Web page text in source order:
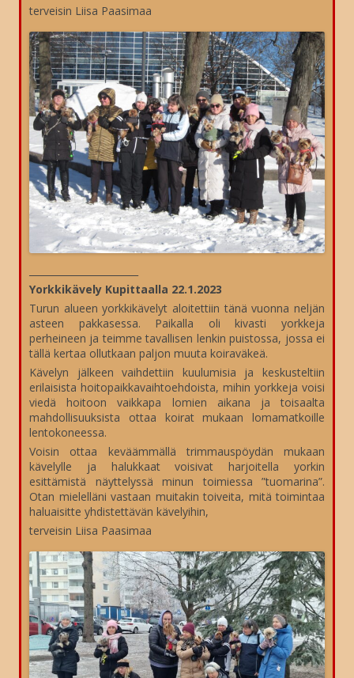
terveisin Liisa Paasimaa
Yorkkikävely Kupittaalla 22.1.2023
Turun alueen yorkkikävelyt aloitettiin tänä vuonna neljän
asteen pakkasessa. Paikalla oli kivasti yorkkeja
perheineen ja teimme tavallisen lenkin puistossa, jossa ei
tällä kertaa ollutkaan paljon muuta koiraväkeä.
Kävelyn jälkeen vaihdettiin kuulumisia ja keskusteltiin
erilaisista hoitopaikkavaihtoehdoista, mihin yorkkeja voisi
viedä hoitoon vaikkapa lomien aikana ja toisaalta
mahdollisuuksista ottaa koirat mukaan lomamatkoille
lentokoneessa.
Voisin ottaa keväämmällä trimmauspöydän mukaan
kävelylle ja halukkaat voisivat harjoitella yorkin
esittämistä näyttelyssä minun toimiessa ”tuomarina”.
Otan mielelläni vastaan muitakin toiveita, mitä toimintaa
haluaisitte yhdistettävän kävelyihin,
terveisin Liisa Paasimaa